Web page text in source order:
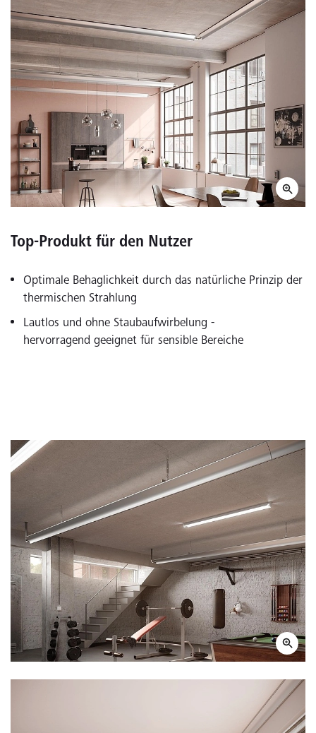
Top-Produkt für den Nutzer
Optimale Behaglichkeit durch das natürliche Prinzip der
thermischen Strahlung
Lautlos und ohne Staubaufwirbelung -
hervorragend geeignet für sensible Bereiche